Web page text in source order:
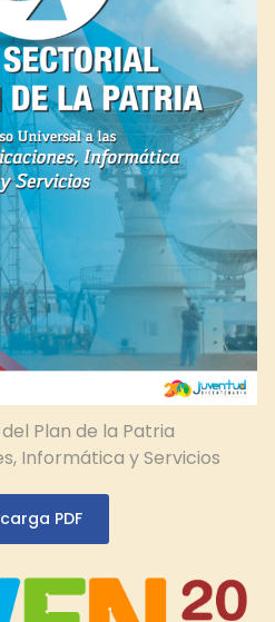
Plan de la Patria
Informática y Servicios
PDF